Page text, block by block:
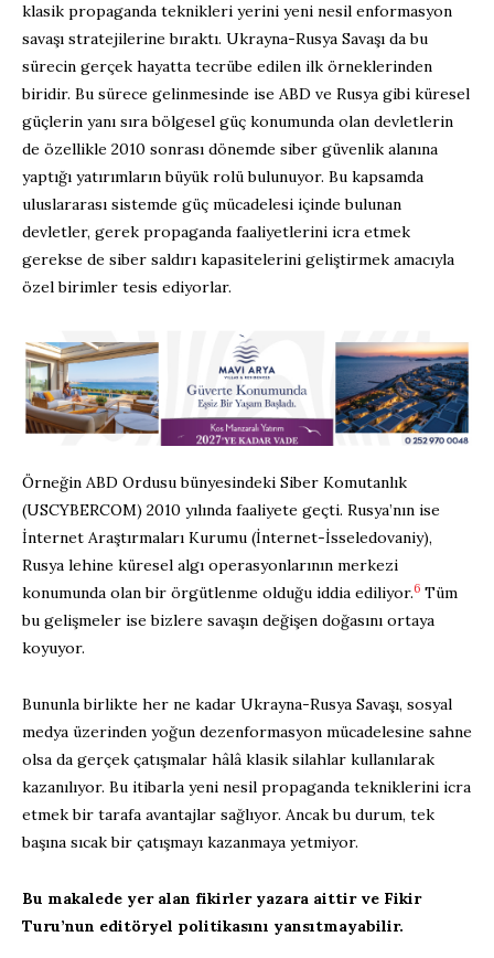
klasik propaganda teknikleri yerini yeni nesil enformasyon
savaşı stratejilerine bıraktı. Ukrayna-Rusya Savaşı da bu
sürecin gerçek hayatta tecrübe edilen ilk örneklerinden
biridir. Bu sürece gelinmesinde ise ABD ve Rusya gibi küresel
güçlerin yanı sıra bölgesel güç konumunda olan devletlerin
de özellikle 2010 sonrası dönemde siber güvenlik alanına
yaptığı yatırımların büyük rolü bulunuyor. Bu kapsamda
uluslararası sistemde güç mücadelesi içinde bulunan
devletler, gerek propaganda faaliyetlerini icra etmek
gerekse de siber saldırı kapasitelerini geliştirmek amacıyla
özel birimler tesis ediyorlar.
Örneğin ABD Ordusu bünyesindeki Siber Komutanlık
(USCYBERCOM) 2010 yılında faaliyete geçti. Rusya’nın ise
İnternet Araştırmaları Kurumu (İnternet-İsseledovaniy),
Rusya lehine küresel algı operasyonlarının merkezi
konumunda olan bir örgütlenme olduğu iddia ediliyor.6 Tüm
bu gelişmeler ise bizlere savaşın değişen doğasını ortaya
koyuyor.
Bununla birlikte her ne kadar Ukrayna-Rusya Savaşı, sosyal
medya üzerinden yoğun dezenformasyon mücadelesine sahne
olsa da gerçek çatışmalar hâlâ klasik silahlar kullanılarak
kazanılıyor. Bu itibarla yeni nesil propaganda tekniklerini icra
etmek bir tarafa avantajlar sağlıyor. Ancak bu durum, tek
başına sıcak bir çatışmayı kazanmaya yetmiyor.
Bu makalede yer alan fikirler yazara aittir ve Fikir
Turu’nun editöryel politikasını yansıtmayabilir.